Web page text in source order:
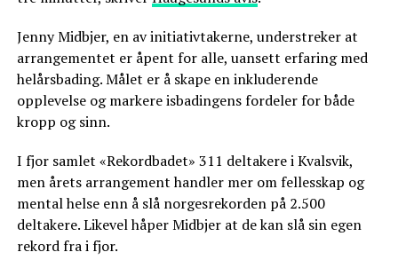
Jenny Midbjer, en av initiativtakerne, understreker at
arrangementet er åpent for alle, uansett erfaring med
helårsbading. Målet er å skape en inkluderende
opplevelse og markere isbadingens fordeler for både
kropp og sinn.
I fjor samlet «Rekordbadet» 311 deltakere i Kvalsvik,
men årets arrangement handler mer om fellesskap og
mental helse enn å slå norgesrekorden på 2.500
deltakere. Likevel håper Midbjer at de kan slå sin egen
rekord fra i fjor.